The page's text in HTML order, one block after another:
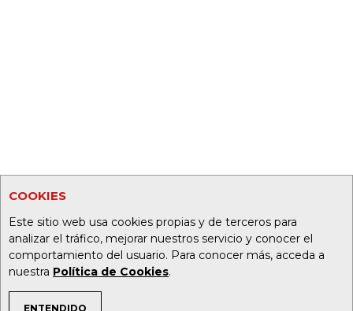
COOKIES
Este sitio web usa cookies propias y de terceros para
analizar el tráfico, mejorar nuestros servicio y conocer el
comportamiento del usuario. Para conocer más, acceda a
nuestra Política de Cookies.
ENTENDIDO